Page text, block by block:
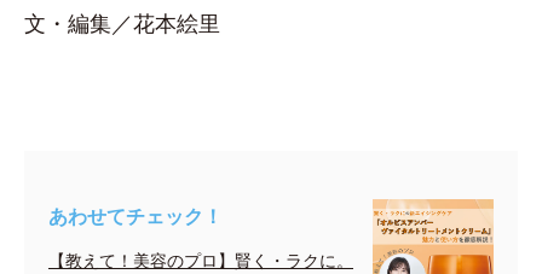
文・編集／花本絵里
あわせてチェック！
【教えて！美容のプロ】賢く・ラクに。